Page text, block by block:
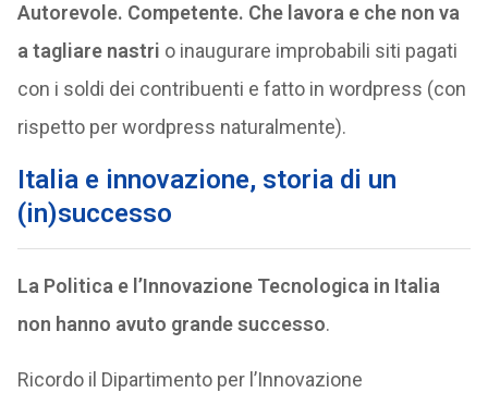
Autorevole. Competente. Che lavora e che non va
a tagliare nastri o inaugurare improbabili siti pagati
con i soldi dei contribuenti e fatto in wordpress (con
rispetto per wordpress naturalmente).
Italia e innovazione, storia di un
(in)successo
La Politica e l’Innovazione Tecnologica in Italia
non hanno avuto grande successo.
Ricordo il Dipartimento per l’Innovazione